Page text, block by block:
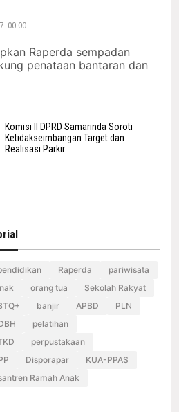
-00:00
Raperda sempadan
penataan bantaran dan
Komisi II DPRD Samarinda Soroti
Ketidakseimbangan Target dan
Realisasi Parkir
Raperda
pariwisata
orang tua
Sekolah Rakyat
banjir APBD
PLN
pelatihan
perpustakaan
Disporapar
KUA-PPAS
Ramah Anak